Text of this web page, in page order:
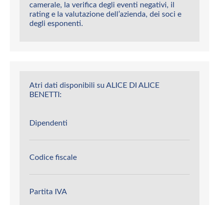
camerale, la verifica degli eventi negativi, il
rating e la valutazione dell’azienda, dei soci e
degli esponenti.
Atri dati disponibili su ALICE DI ALICE
BENETTI:
Dipendenti
Codice fiscale
Partita IVA